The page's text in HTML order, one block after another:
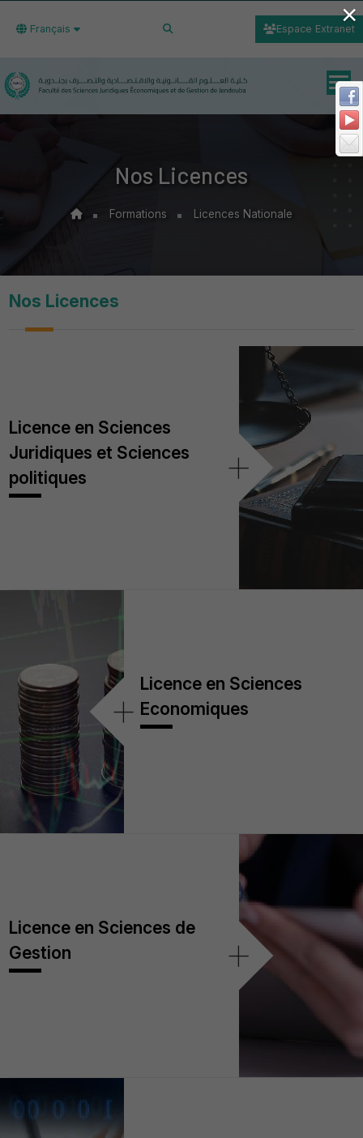
Français Espace Extranet
Nos Licences
Formations Licences Nationale
Nos Licences
Licence en Sciences
Juridiques et Sciences
politiques
+
Licence en Sciences
Economiques
+
Licence en Sciences de
Gestion
+
×